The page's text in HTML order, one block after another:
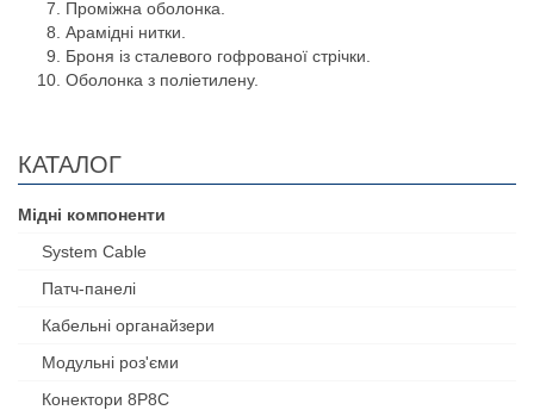
Проміжна оболонка.
Арамідні нитки.
Броня із сталевого гофрованої стрічки.
Оболонка з поліетилену.
КАТАЛОГ
Мідні компоненти
System Cable
Патч-панелі
Кабельні органайзери
Модульні роз'єми
Конектори 8P8C